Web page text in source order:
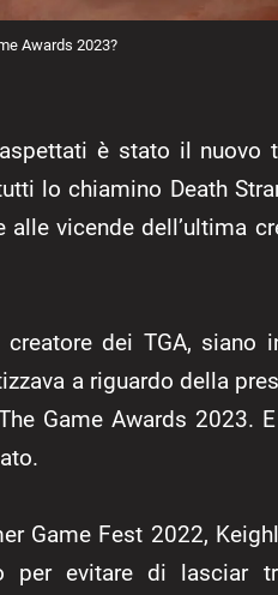
Awards 2023?
è stato il nuovo
lo chiamino Death
vicende dell’ultima
dei TGA, siano
a riguardo della
Game Awards 2023.
Game Fest 2022,
per evitare di lasciar